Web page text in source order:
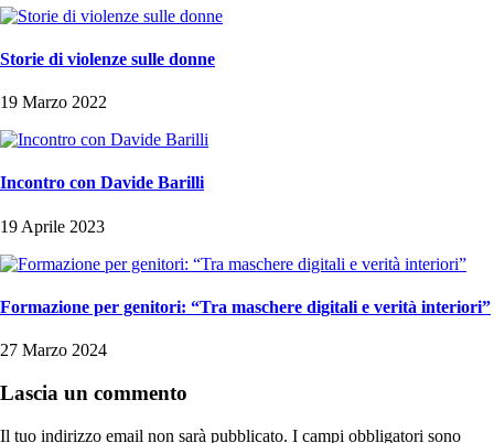
Storie di violenze sulle donne
19 Marzo 2022
Incontro con Davide Barilli
19 Aprile 2023
Formazione per genitori: “Tra maschere digitali e verità interiori”
27 Marzo 2024
Lascia un commento
Il tuo indirizzo email non sarà pubblicato. I campi obbligatori sono